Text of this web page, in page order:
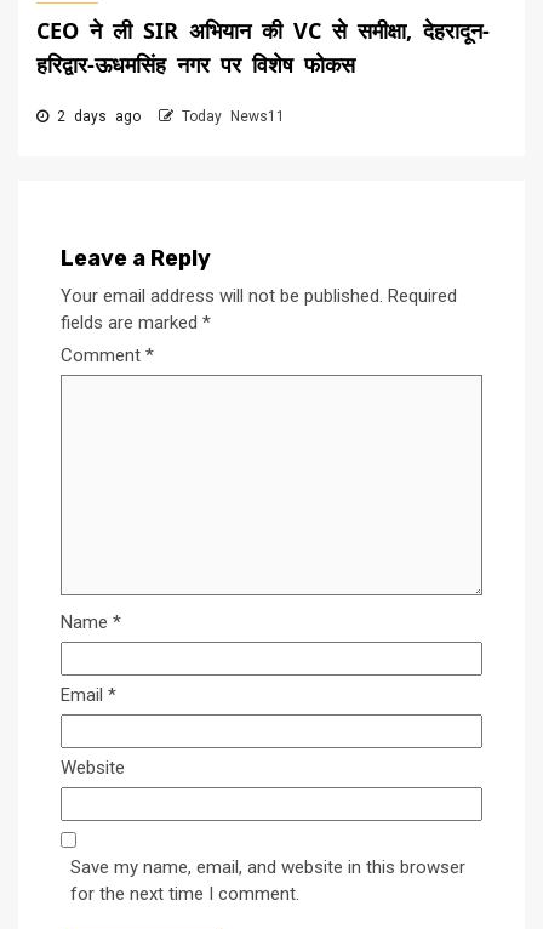
CEO ने ली SIR अभियान की VC से समीक्षा, देहरादून-
हरिद्वार-ऊधमसिंह नगर पर विशेष फोकस
2 days ago Today News11
Leave a Reply
Your email address will not be published. Required
fields are marked *
Comment *
Name *
Email *
Website
Save my name, email, and website in this browser
for the next time I comment.